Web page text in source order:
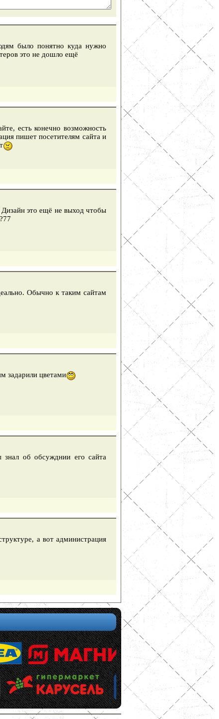
было понятно куда нужно
это не дошло ещё
есть конечно возможность
пишет посетителям сайта и
это ещё не выход чтобы
Обычно к таким сайтам
задарили цветами
знал об обсужднии его сайта
а вот администрация